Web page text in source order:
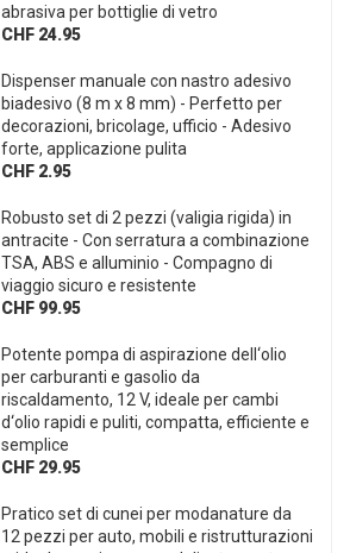
abrasiva per bottiglie di vetro
CHF 24.95
Dispenser manuale con nastro adesivo
biadesivo (8 m x 8 mm) - Perfetto per
decorazioni, bricolage, ufficio - Adesivo
forte, applicazione pulita
CHF 2.95
Robusto set di 2 pezzi (valigia rigida) in
antracite - Con serratura a combinazione
TSA, ABS e alluminio - Compagno di
viaggio sicuro e resistente
CHF 99.95
Potente pompa di aspirazione dell‘olio
per carburanti e gasolio da
riscaldamento, 12 V, ideale per cambi
d‘olio rapidi e puliti, compatta, efficiente e
semplice
CHF 29.95
Pratico set di cunei per modanature da
12 pezzi per auto, mobili e ristrutturazioni